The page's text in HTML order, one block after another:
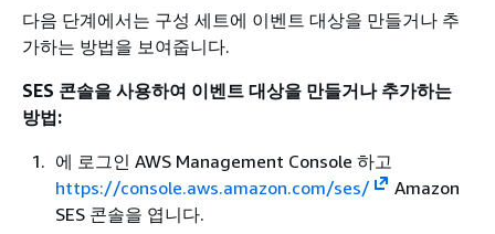
다음 단계에서는 구성 세트에 이벤트 대상을 만들거나 추
가하는 방법을 보여줍니다.
SES 콘솔을 사용하여 이벤트 대상을 만들거나 추가하는
방법:
에 로그인 AWS Management Console 하고
https://console.aws.amazon.com/ses/
Amazon
SES 콘솔을 엽니다.